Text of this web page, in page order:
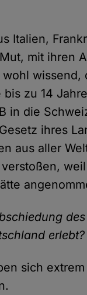
Italien,
mit ihren
wissend,
bis zu 14
in die
ihres
aus aller
erlebt?
sich